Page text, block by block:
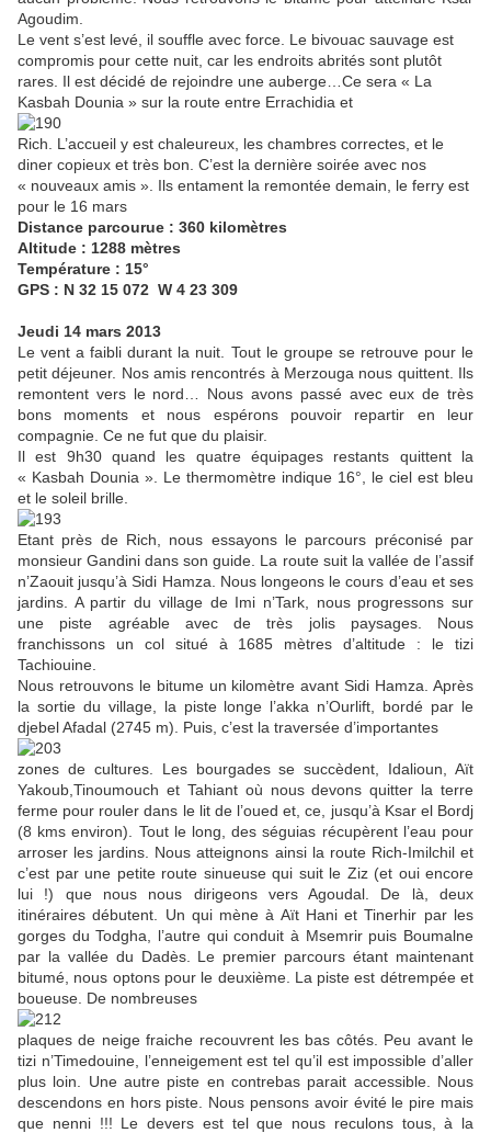
Agoudim.
Le vent s’est levé, il souffle avec force. Le bivouac sauvage est
compromis pour cette nuit, car les endroits abrités sont plutôt
rares. Il est décidé de rejoindre une auberge…Ce sera « La
Kasbah Dounia » sur la route entre Errachidia et
Rich. L’accueil y est chaleureux, les chambres correctes, et le
diner copieux et très bon. C’est la dernière soirée avec nos
« nouveaux amis ». Ils entament la remontée demain, le ferry est
pour le 16 mars
Distance parcourue : 360 kilomètres
Altitude : 1288 mètres
Température : 15°
GPS : N 32 15 072 W 4 23 309
Jeudi 14 mars 2013
Le vent a faibli durant la nuit. Tout le groupe se retrouve pour le
petit déjeuner. Nos amis rencontrés à Merzouga nous quittent. Ils
remontent vers le nord… Nous avons passé avec eux de très
bons moments et nous espérons pouvoir repartir en leur
compagnie. Ce ne fut que du plaisir.
Il est 9h30 quand les quatre équipages restants quittent la
« Kasbah Dounia ». Le thermomètre indique 16°, le ciel est bleu
et le soleil brille.
Etant près de Rich, nous essayons le parcours préconisé par
monsieur Gandini dans son guide. La route suit la vallée de l’assif
n’Zaouit jusqu’à Sidi Hamza. Nous longeons le cours d’eau et ses
jardins. A partir du village de Imi n’Tark, nous progressons sur
une piste agréable avec de très jolis paysages. Nous
franchissons un col situé à 1685 mètres d’altitude : le tizi
Tachiouine.
Nous retrouvons le bitume un kilomètre avant Sidi Hamza. Après
la sortie du village, la piste longe l’akka n’Ourlift, bordé par le
djebel Afadal (2745 m). Puis, c’est la traversée d’importantes
zones de cultures. Les bourgades se succèdent, Idalioun, Aït
Yakoub,Tinoumouch et Tahiant où nous devons quitter la terre
ferme pour rouler dans le lit de l’oued et, ce, jusqu’à Ksar el Bordj
(8 kms environ). Tout le long, des séguias récupèrent l’eau pour
arroser les jardins. Nous atteignons ainsi la route Rich-Imilchil et
c’est par une petite route sinueuse qui suit le Ziz (et oui encore
lui !) que nous nous dirigeons vers Agoudal. De là, deux
itinéraires débutent. Un qui mène à Aït Hani et Tinerhir par les
gorges du Todgha, l’autre qui conduit à Msemrir puis Boumalne
par la vallée du Dadès. Le premier parcours étant maintenant
bitumé, nous optons pour le deuxième. La piste est détrempée et
boueuse. De nombreuses
plaques de neige fraiche recouvrent les bas côtés. Peu avant le
tizi n’Timedouine, l’enneigement est tel qu’il est impossible d’aller
plus loin. Une autre piste en contrebas parait accessible. Nous
descendons en hors piste. Nous pensons avoir évité le pire mais
que nenni !!! Le devers est tel que nous reculons tous, à la